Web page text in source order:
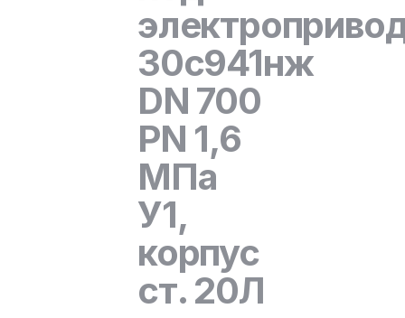
30с941нж
DN 700
PN 1,6
МПа
У1,
корпус
ст. 20Л